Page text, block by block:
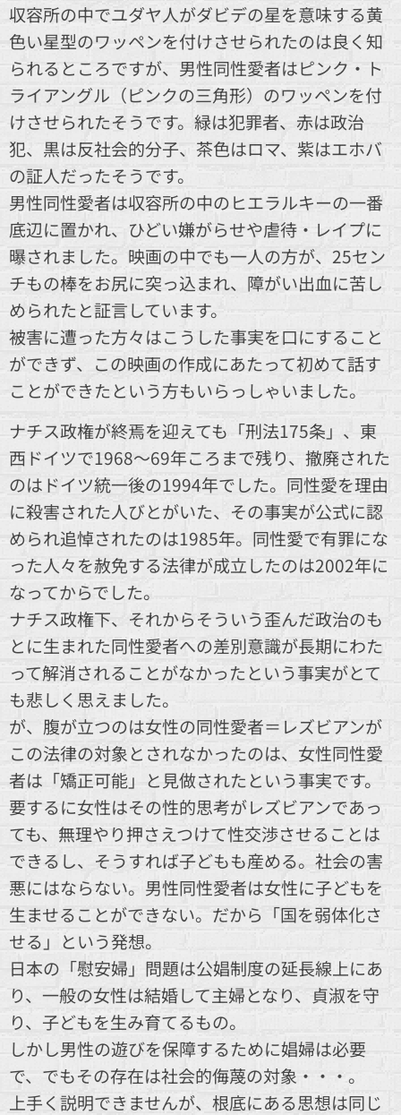
収容所の中でユダヤ人がダビデの星を意味する黄
色い星型のワッペンを付けさせられたのは良く知
られるところですが、男性同性愛者はピンク・ト
ライアングル（ピンクの三角形）のワッペンを付
けさせられたそうです。緑は犯罪者、赤は政治
犯、黒は反社会的分子、茶色はロマ、紫はエホバ
の証人だったそうです。
男性同性愛者は収容所の中のヒエラルキーの一番
底辺に置かれ、ひどい嫌がらせや虐待・レイプに
曝されました。映画の中でも一人の方が、25セン
チもの棒をお尻に突っ込まれ、障がい出血に苦し
められたと証言しています。
被害に遭った方々はこうした事実を口にすること
ができず、この映画の作成にあたって初めて話す
ことができたという方もいらっしゃいました。
ナチス政権が終焉を迎えても「刑法175条」、東
西ドイツで1968～69年ころまで残り、撤廃された
のはドイツ統一後の1994年でした。同性愛を理由
に殺害された人びとがいた、その事実が公式に認
められ追悼されたのは1985年。同性愛で有罪にな
った人々を赦免する法律が成立したのは2002年に
なってからでした。
ナチス政権下、それからそういう歪んだ政治のも
とに生まれた同性愛者への差別意識が長期にわた
って解消されることがなかったという事実がとて
も悲しく思えました。
が、腹が立つのは女性の同性愛者＝レズビアンが
この法律の対象とされなかったのは、女性同性愛
者は「矯正可能」と見做されたという事実です。
要するに女性はその性的思考がレズビアンであっ
ても、無理やり押さえつけて性交渉させることは
できるし、そうすれば子どもも産める。社会の害
悪にはならない。男性同性愛者は女性に子どもを
生ませることができない。だから「国を弱体化さ
せる」という発想。
日本の「慰安婦」問題は公娼制度の延長線上にあ
り、一般の女性は結婚して主婦となり、貞淑を守
り、子どもを生み育てるもの。
しかし男性の遊びを保障するために娼婦は必要
で、でもその存在は社会的侮蔑の対象・・・。
上手く説明できませんが、根底にある思想は同じ